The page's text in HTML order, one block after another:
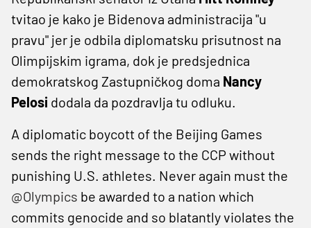
tvitao je kako je Bidenova administracija "u
pravu" jer je odbila diplomatsku prisutnost na
Olimpijskim igrama, dok je predsjednica
demokratskog Zastupničkog doma Nancy
Pelosi dodala da pozdravlja tu odluku.
A diplomatic boycott of the Beijing Games
sends the right message to the CCP without
punishing U.S. athletes. Never again must the
@Olympics be awarded to a nation which
commits genocide and so blatantly violates the